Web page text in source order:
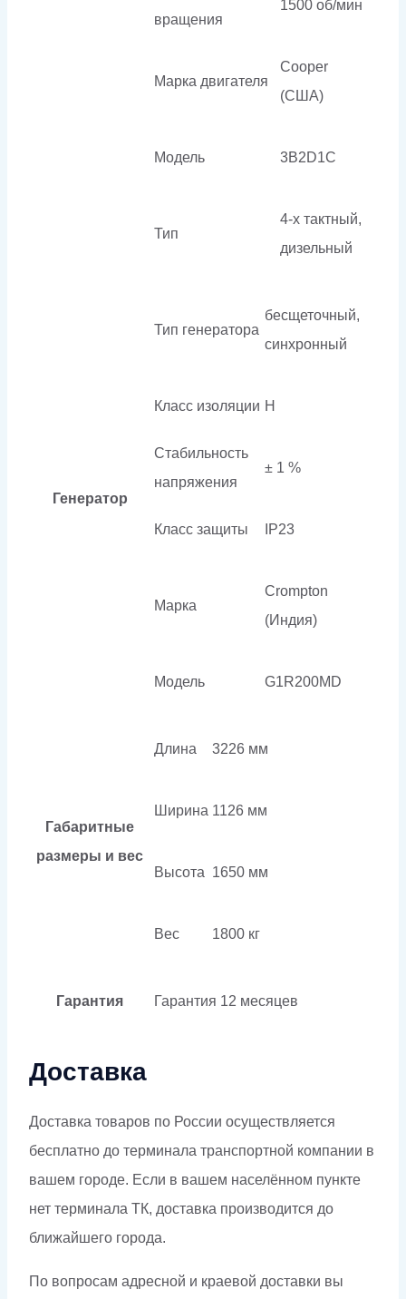
вращения
1500 об/мин
Марка двигателя
Cooper
(США)
Модель 3B2D1C
Тип
4-х тактный,
дизельный
Генератор
Тип генератора
бесщеточный,
синхронный
Класс изоляции H
Стабильность
напряжения
± 1 %
Класс защиты IP23
Марка
Crompton
(Индия)
Модель G1R200MD
Габаритные
размеры и вес
Длина 3226 мм
Ширина 1126 мм
Высота 1650 мм
Вес 1800 кг
Гарантия Гарантия 12 месяцев
Доставка
Доставка товаров по России осуществляется
бесплатно до терминала транспортной компании в
вашем городе. Если в вашем населённом пункте
нет терминала ТК, доставка производится до
ближайшего города.
По вопросам адресной и краевой доставки вы